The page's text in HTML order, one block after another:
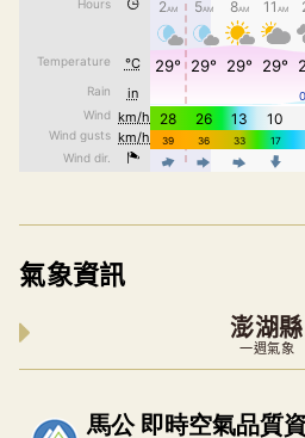
氣象資訊
澎湖縣
一週氣象
內嵌空氣品質小工具為